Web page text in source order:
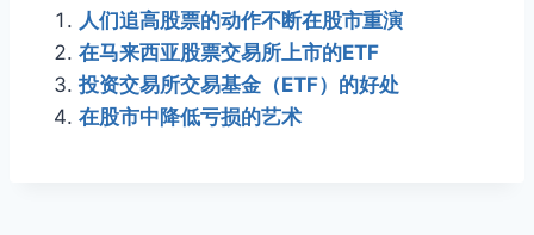
人们追高股票的动作不断在股市重演
在马来西亚股票交易所上市的ETF
投资交易所交易基金（ETF）的好处
在股市中降低亏损的艺术